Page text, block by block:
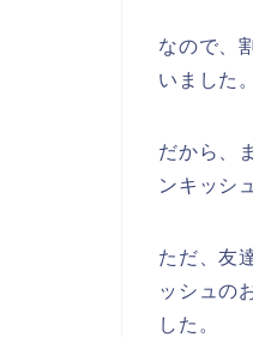
なので、
いました。
だから、
ンキッシ
ただ、友
ッシュの
した。